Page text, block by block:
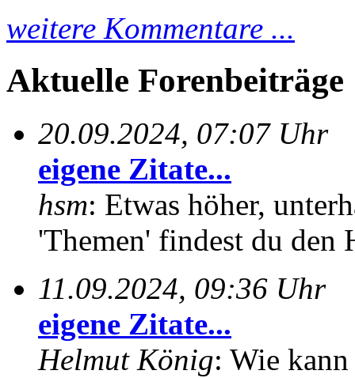
weitere Kommentare ...
Aktuelle Forenbeiträge
20.09.2024, 07:07 Uhr
eigene Zitate...
hsm: Etwas höher,
'Themen' findest du den
11.09.2024, 09:36 Uhr
eigene Zitate...
Helmut König: Wie